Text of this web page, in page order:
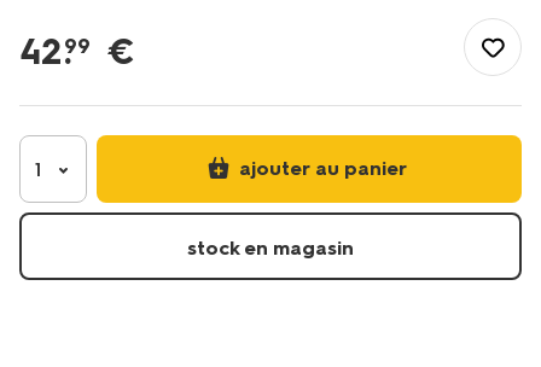
fr/literie/linge-
de-
de-
couette/housse-
de-
140x200%2F220-
42.
99 €
1 ajouter au panier
stock en magasin